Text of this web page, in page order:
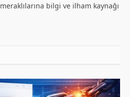
bilgi ve ilham kaynağı